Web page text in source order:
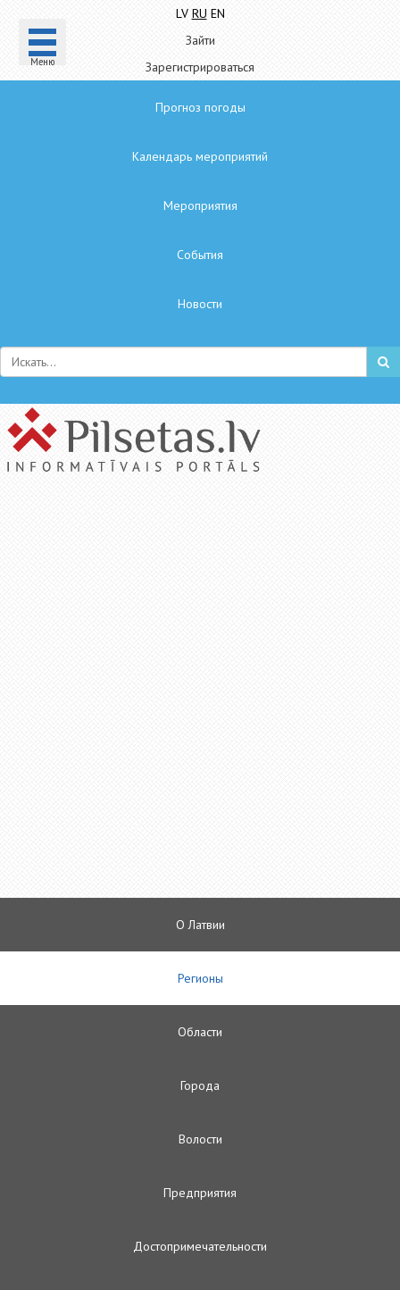
Mеню
LV RU EN
Зайти
Зарегистрироваться
Прогноз погоды
Календарь мероприятий
Мероприятия
Cобытия
Hовости
О Латвии
Регионы
Oбласти
Городa
Волости
Предприятия
Достопримечательности